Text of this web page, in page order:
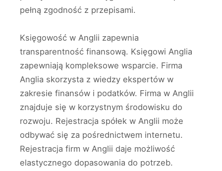
pełną zgodność z przepisami.
Księgowość w Anglii zapewnia
transparentność finansową. Księgowi Anglia
zapewniają kompleksowe wsparcie. Firma
Anglia skorzysta z wiedzy ekspertów w
zakresie finansów i podatków. Firma w Anglii
znajduje się w korzystnym środowisku do
rozwoju. Rejestracja spółek w Anglii może
odbywać się za pośrednictwem internetu.
Rejestracja firm w Anglii daje możliwość
elastycznego dopasowania do potrzeb.